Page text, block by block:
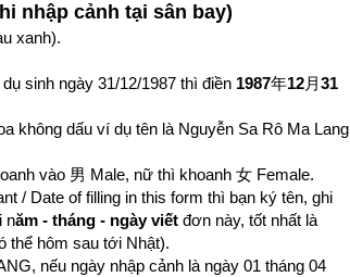
nhập cảnh tại sân bay)
xanh).
sinh ngày 31/12/1987 thì điền 1987年12月 31
không dấu ví dụ tên là Nguyễn Sa Rô Ma Lang
vào 男 Male, nữ thì khoanh 女 Female.
/ Date of filling in this form thì bạn ký tên, ghi
năm - tháng - ngày viết đơn này, tốt nhất là
thể hôm sau tới Nhật).
nếu ngày nhập cảnh là ngày 01 tháng 04